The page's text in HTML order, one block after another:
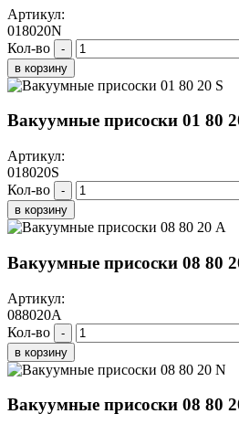
Артикул:
018020N
Кол-во
-
в корзину
Вакуумные присоски 01 80
Артикул:
018020S
Кол-во
-
в корзину
Вакуумные присоски 08 80
Артикул:
088020A
Кол-во
-
в корзину
Вакуумные присоски 08 80